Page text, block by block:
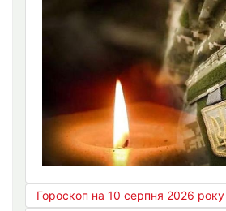
Гороскоп на 10 серпня 2026 року